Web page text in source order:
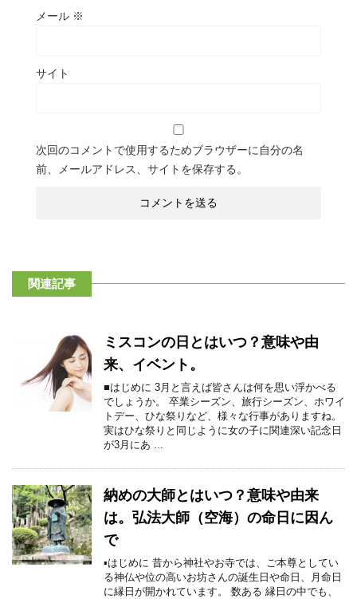
メール ※
サイト
次回のコメントで使用するためブラウザーに自分の名
前、メールアドレス、サイトを保存する。
関連記事
ミスコンの日とはいつ？意味や由
来、イベント。
■はじめに 3月と言えば皆さんは何を思い浮かべる
でしょうか。 卒業シーズン、旅行シーズン、ホワイ
トデー、ひな祭りなど、様々な行事がありますね。
実はひな祭りと同じように女の子に関連深い記念日
が3月にあ ...
納めの大師とはいつ？意味や由来
は。弘法大師（空海）の命日に因ん
で
▪はじめに 昔から神社やお寺では、ご本尊としてい
る神仏や位の高いお坊さんの誕生日や命日、月命日
に縁日が開かれています。 数ある 縁日の中でも、